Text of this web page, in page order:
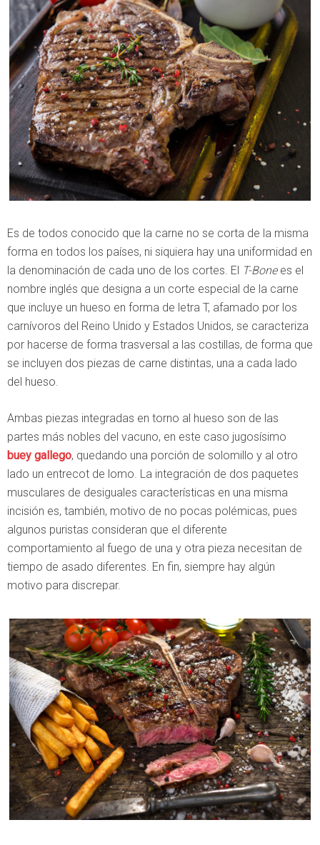
Es de todos conocido que la carne no se corta de la misma
forma en todos los países, ni siquiera hay una uniformidad en
la denominación de cada uno de los cortes. El T-Bonees el
nombre inglés que designa a un corte especial de la carne
que incluye un hueso en forma de letra T, afamado por los
carnívoros del Reino Unido y Estados Unidos, se caracteriza
por hacerse de forma trasversal a las costillas, de forma que
se incluyen dos piezas de carne distintas, una a cada lado
del hueso.
Ambas piezas integradas en torno al hueso son de las
partes más nobles del vacuno, en este caso jugosísimo
buey gallego, quedando una porción de solomillo y al otro
lado un entrecot de lomo. La integración de dos paquetes
musculares de desiguales características en una misma
incisión es, también, motivo de no pocas polémicas, pues
algunos puristas consideran que el diferente
comportamiento al fuego de una y otra pieza necesitan de
tiempo de asado diferentes. En fin, siempre hay algún
motivo para discrepar.